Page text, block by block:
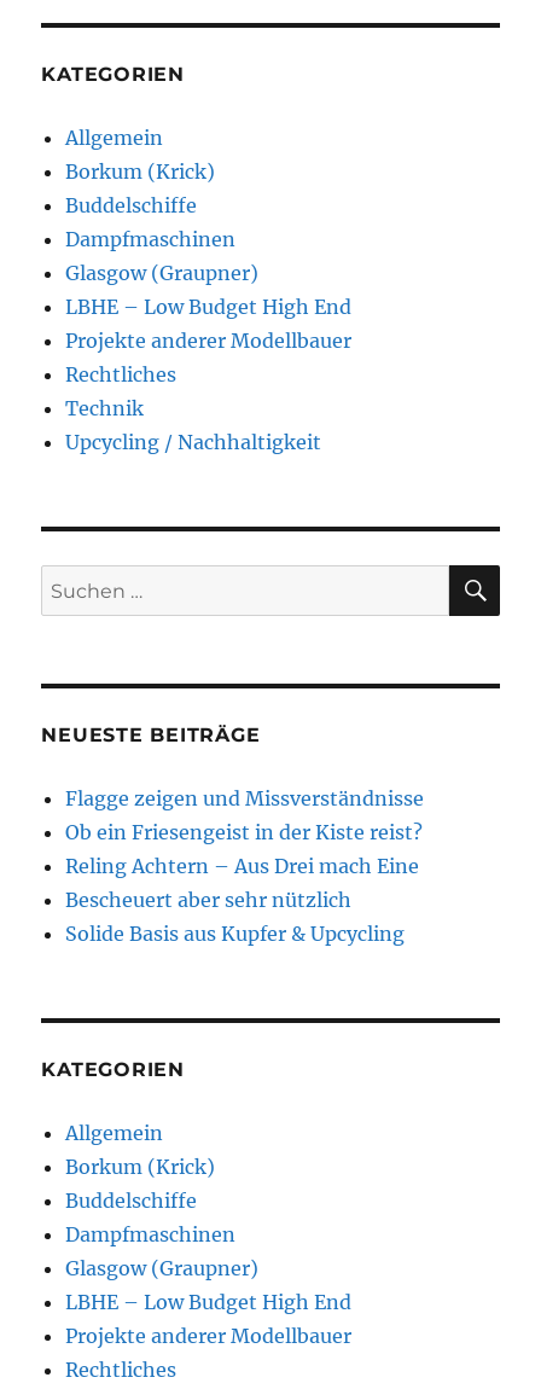
KATEGORIEN
Allgemein
Borkum (Krick)
Buddelschiffe
Dampfmaschinen
Glasgow (Graupner)
LBHE – Low Budget High End
Projekte anderer Modellbauer
Rechtliches
Technik
Upcycling / Nachhaltigkeit
Suchen
nach:
NEUESTE BEITRÄGE
Flagge zeigen und Missverständnisse
Ob ein Friesengeist in der Kiste reist?
Reling Achtern – Aus Drei mach Eine
Bescheuert aber sehr nützlich
Solide Basis aus Kupfer & Upcycling
KATEGORIEN
Allgemein
Borkum (Krick)
Buddelschiffe
Dampfmaschinen
Glasgow (Graupner)
LBHE – Low Budget High End
Projekte anderer Modellbauer
Rechtliches